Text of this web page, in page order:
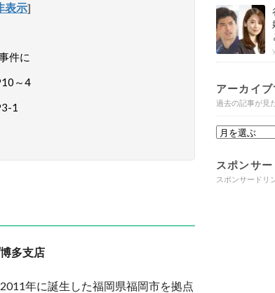
表示]
件に
～4
1
多支店
年に誕生した福岡県福岡市を拠点
アーカイ
過去の記事が見
スポンサ
スポンサードリ